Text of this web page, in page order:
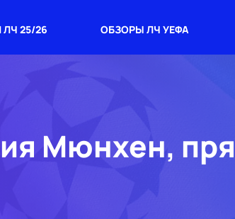
25/26 ОБЗОРЫ ЛЧ УЕФА
Мюнхен,